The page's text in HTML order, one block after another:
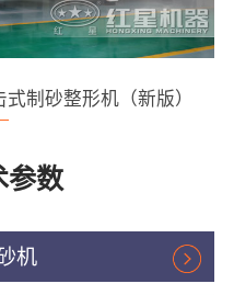
制砂整形机（新版）
参数
机